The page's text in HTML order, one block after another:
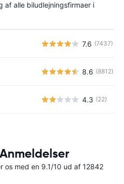
af alle biludlejningsfirmaer i
7.6 (7437)
8.6 (8812)
4.3 (22)
os med en 9.1/10 ud af 12842